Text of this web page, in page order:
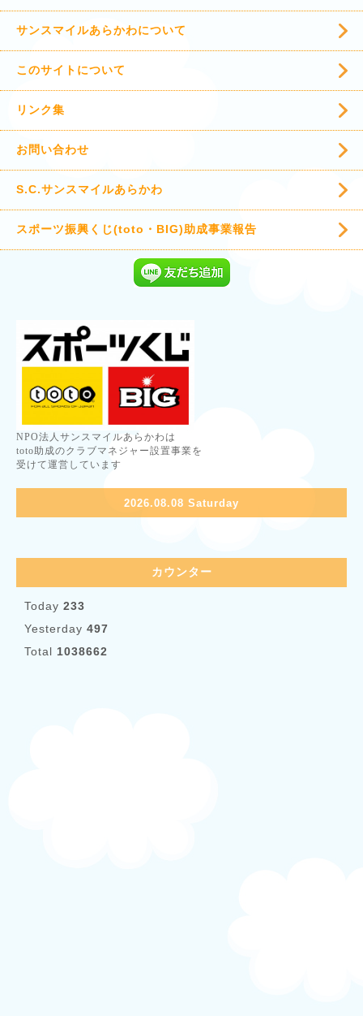
サンスマイルあらかわについて
このサイトについて
リンク集
お問い合わせ
S.C.サンスマイルあらかわ
スポーツ振興くじ(toto・BIG)助成事業報告
NPO法人サンスマイルあらかわは
toto助成のクラブマネジャー設置事業を
受けて運営しています
2026.08.08 Saturday
カウンター
Today 233
Yesterday 497
Total 1038662